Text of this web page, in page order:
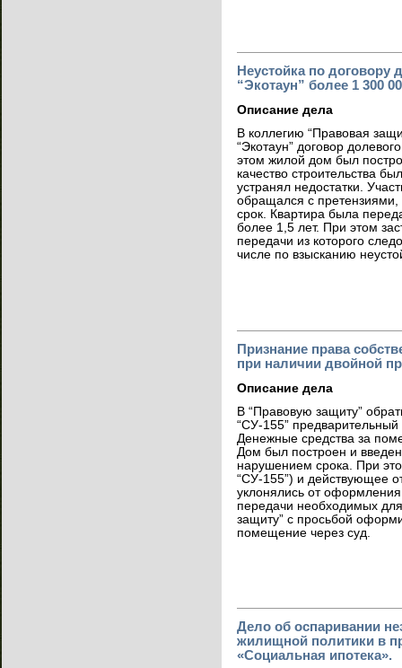
Неустойка по
“Экотаун” более 1 300
Описание дела
В коллегию “Правовая
“Экотаун” договор
этом жилой дом был
качество строительства
устранял недостатки.
обращался с претензиями,
срок. Квартира была
более 1,5 лет. При этом
передачи из которого
числе по взысканию
Признание права
при наличии двойной
Описание дела
В “Правовую защиту”
“СУ-155”
Денежные средства за
Дом был построен и
нарушением срока. При
“СУ-155”) и действующее
уклонялись от
передачи необходимых
защиту” с просьбой
помещение через суд.
Дело об оспаривании
жилищной политики в
«Социальная ипотека».